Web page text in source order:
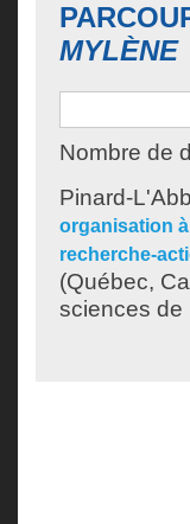
MYLÈNE
Nombre de
Pinard-
organisation
recherche-
(Québec,
sciences de